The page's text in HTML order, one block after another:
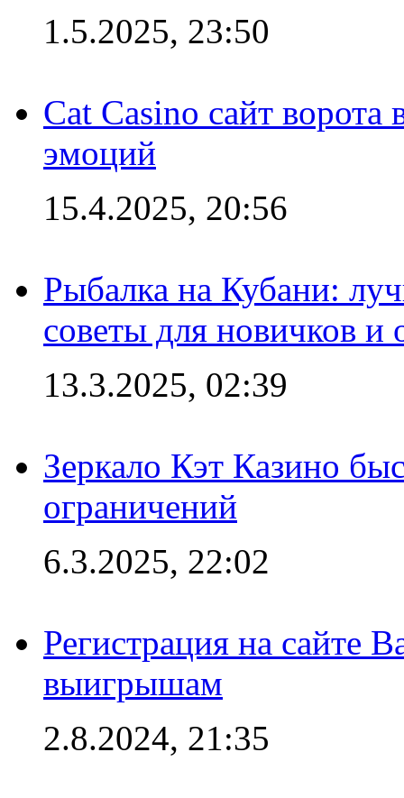
1.5.2025, 23:50
Cat Casino сайт
эмоций
15.4.2025, 20:56
Рыбалка на Кубани:
советы для новичков
13.3.2025, 02:39
Зеркало Кэт Казино
ограничений
6.3.2025, 22:02
Регистрация на сайте
выигрышам
2.8.2024, 21:35